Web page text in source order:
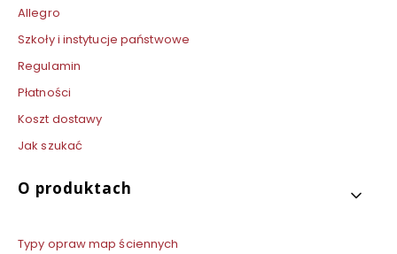
Allegro
Szkoły i instytucje państwowe
Regulamin
Płatności
Koszt dostawy
Jak szukać
O produktach
Typy opraw map ściennych